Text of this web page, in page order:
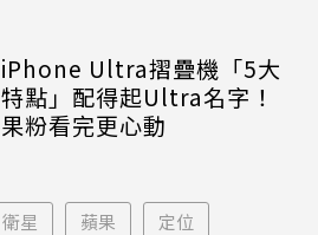
iPhone Ultra摺疊機「5大
特點」配得起Ultra名字！
果粉看完更心動
衛星 蘋果 定位